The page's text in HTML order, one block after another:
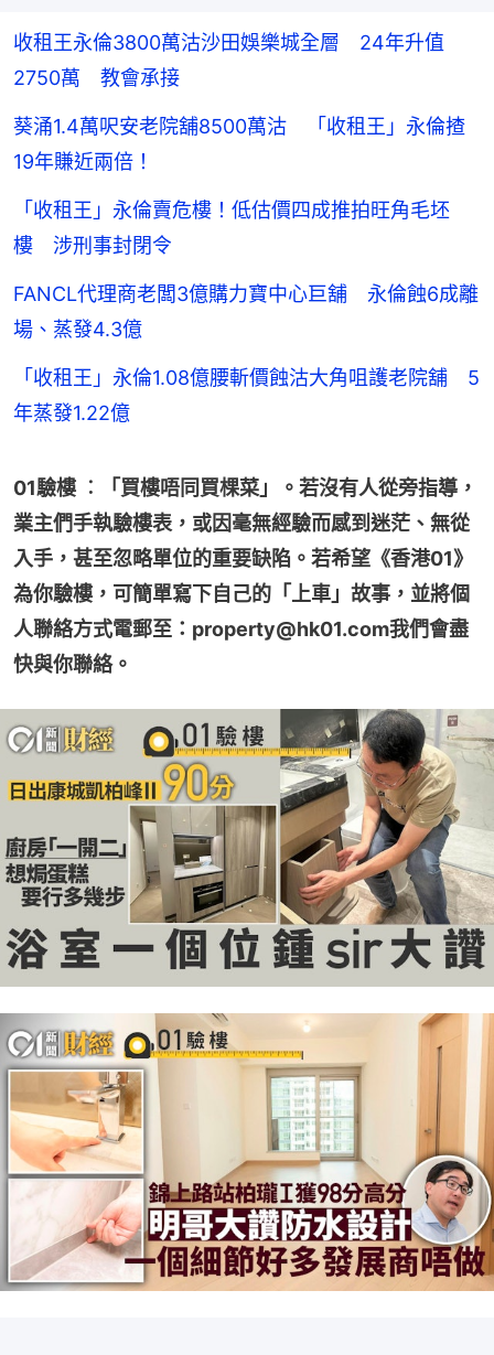
收租王永倫3800萬沽沙田娛樂城全層 24年升值
2750萬 教會承接
葵涌1.4萬呎安老院舖8500萬沽 「收租王」永倫揸
19年賺近兩倍！
「收租王」永倫賣危樓！低估價四成推拍旺角毛坯
樓 涉刑事封閉令
FANCL代理商老闆3億購力寶中心巨舖 永倫蝕6成離
場、蒸發4.3億
「收租王」永倫1.08億腰斬價蝕沽大角咀護老院舖 5
年蒸發1.22億
01驗樓 ︰「買樓唔同買棵菜」。若沒有人從旁指導，
業主們手執驗樓表，或因毫無經驗而感到迷茫、無從
入手，甚至忽略單位的重要缺陷。若希望《香港01》
為你驗樓，可簡單寫下自己的「上車」故事，並將個
人聯絡方式電郵至：property@hk01.com我們會盡
快與你聯絡。